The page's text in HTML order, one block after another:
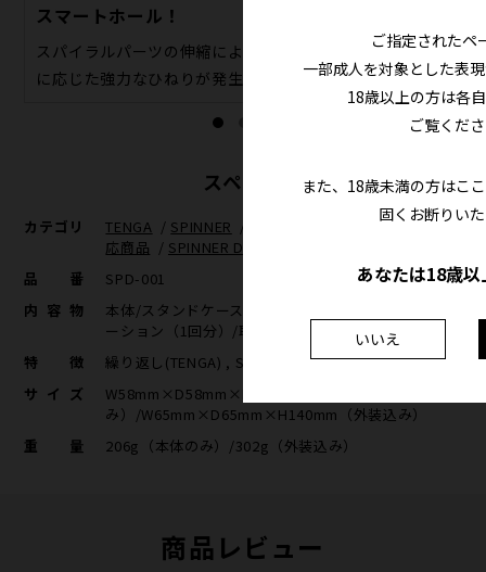
スマートホール！
スパイラルパーツの伸縮により、ストローク
に応じた強力なひねりが発生。
スペック
カテゴリ TENGA / SPINNER / /eギフト対
応商品 / SPINNER DX
品番
SPD-001
内容物
本体/スタンドケース/トップカバー/ボトムカバー/ロ
ーション（1回分）/取扱説明書
特徴
繰り返し(TENGA) , SPINNER DX
サイズ
W58mm×D58mm×H130mm（本体の
み）/W65mm×D65mm×H140mm（外装込み）
重量
206g（本体のみ）/302g（外装込み）
商品レビュー
ご指定されたペ
一部成人を対象とした表
18歳以上の方は各
ご覧くだ
また、18歳未満の方はこ
固くお断りい
あなたは18歳
いいえ